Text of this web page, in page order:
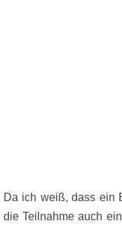
Da ich weiß, dass ein
die Teilnahme auch